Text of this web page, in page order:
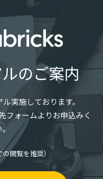
のご案内
実施しております。
フォームよりお申込みく
閲覧を推奨）